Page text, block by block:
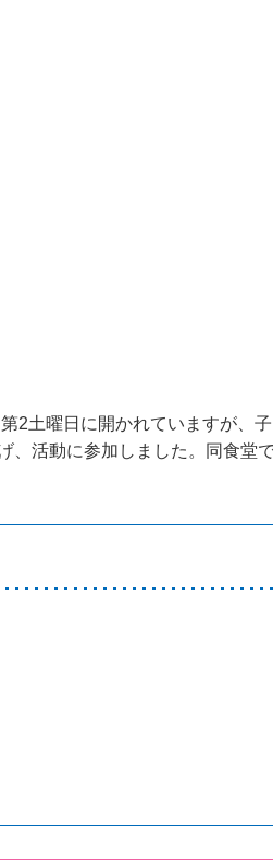
2土曜日に開かれていますが、
活動に参加しました。同食堂